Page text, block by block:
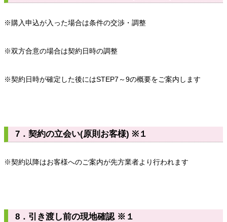
※購入申込が入った場合は条件の交渉・調整
※双方合意の場合は契約日時の調整
※契約日時が確定した後にはSTEP7～9の概要をご案内します
7．契約の立会い(原則お客様) ※１
※契約以降はお客様へのご案内が先方業者より行われます
8．引き渡し前の現地確認 ※１